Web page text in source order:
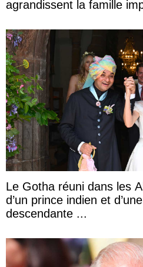
agrandissent la famille
Le Gotha réuni dans les
d’un prince indien et
descendante ...